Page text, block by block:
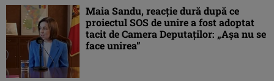
Maia Sandu, reacție dură după ce
proiectul SOS de unire a fost adoptat
tacit de Camera Deputaților: „Așa nu se
face unirea”